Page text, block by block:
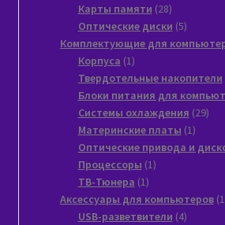
товаров
Карты памяти 2828
товаров
Оптические диски 55
товаров
Комплектующие для
Корпуса 11
товар
Твердотельные накопители
Блоки питания для
Системы охлаждения 2929
Материнские платы 11
товар
Оптические привода и
Процессоры 11
ТВ-Тюнера 11
товар
Аксессуары для компьютеров
USB-разветвители 44